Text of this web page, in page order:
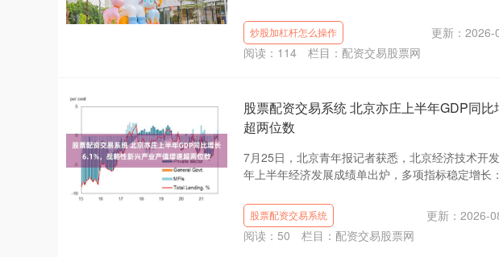
炒股加杠杆怎么操作 更新：2026-
阅读： 114 栏目： 配资交易股票网
股票配资交易系统 北京亦庄上半年GDP同
超两位数
7月25日，北京青年报记者获悉，北京经济技术开
年上半年经济发展成绩单出炉，多项指标稳定增长
股票配资交易系统 更新：2026-
阅读： 50 栏目： 配资交易股票网